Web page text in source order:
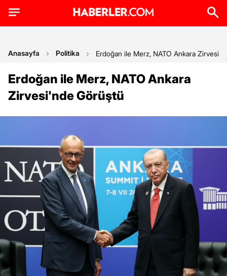
Anasayfa Politika Erdoğan ile Merz, NATO Ankara
Erdoğan ile Merz, NATO Ankara
Zirvesi'nde Görüştü